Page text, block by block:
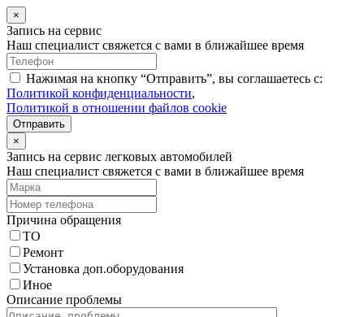
×
Запись на сервис
Наш специалист свяжется с вами в ближайшее время
Нажимая на кнопку “Отправить”, вы соглашаетесь с:
Политикой конфиденциальности,
Политикой в отношении файлов cookie
Отправить
×
Запись на сервис легковых автомобилей
Наш специалист свяжется с вами в ближайшее время
Причина обращения
ТО
Ремонт
Установка доп.оборудования
Иное
Описание проблемы